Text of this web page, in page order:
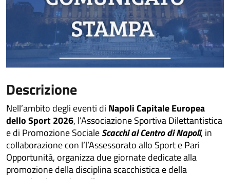
Descrizione
Nell’ambito degli eventi di Napoli Capitale Europea
dello Sport 2026, l’Associazione Sportiva Dilettantistica
e di Promozione SocialeScacchi al Centro di Napoli, in
collaborazione con l’l’Assessorato allo Sport e Pari
Opportunità, organizza due giornate dedicate alla
promozione della disciplina scacchistica e della